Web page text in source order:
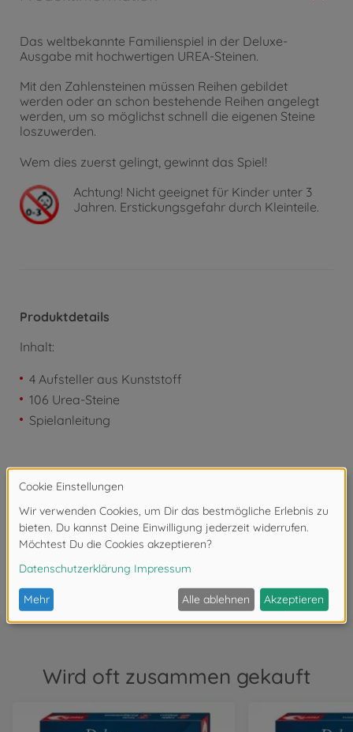
Das weltbekannte Familienspiel in der Deluxe-
Ausgabe mit hochwertigen UREA-Steinen.
Mit den Zahlensteinen müssen Reihen gebildet
werden oder an schon bestehende Reihen angelegt
werden, um so möglichst schnell die eigenen Steine
loszuwerden.
Wem dies zuerst gelingt, gewinnt das Spiel!
Achtung! Nicht geeignet für Kinder unter 3
Jahren. Erstickungsgefahr durch Kleinteile.
Produktdetails
Inhalt:
4 Aufsteller aus Kunststoff
106 Urea-Steine
Spielanleitung
Downloads
Bewertungen (2)
FAQ (2)
Wird oft zusammen gekauft